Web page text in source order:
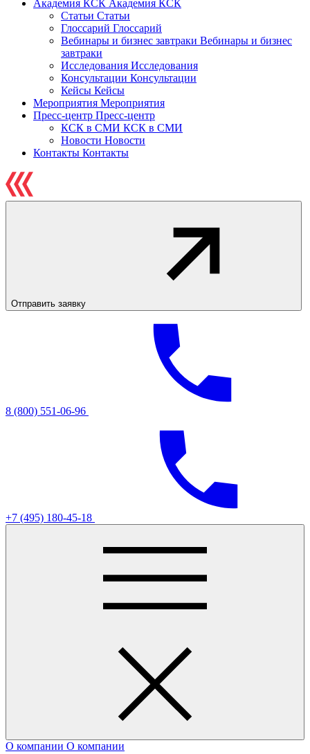
Академия КСК Академия КСК
Статьи Статьи
Глоссарий Глоссарий
Вебинары и бизнес завтраки Вебинары и бизнес
завтраки
Исследования Исследования
Консультации Консультации
Кейсы Кейсы
Мероприятия Мероприятия
Пресс-центр Пресс-центр
КСК в СМИ КСК в СМИ
Новости Новости
Контакты Контакты
Отправить заявку
8 (800) 551-06-96
+7 (495) 180-45-18
О компании О компании